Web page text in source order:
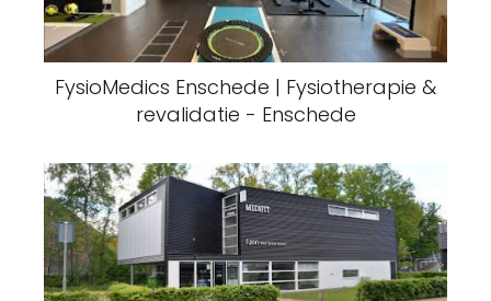
FysioMedics Enschede | Fysiotherapie &
revalidatie - Enschede